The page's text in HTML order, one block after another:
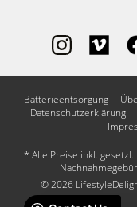
Batterieentsorgung
Datenschutzerklärung
* Alle Preise inkl.
© 2026